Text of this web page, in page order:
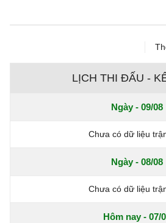
LỊCH THI ĐẤU -
Ngày - 09/08
Chưa có dữ liệu
Ngày - 08/08
Chưa có dữ liệu
Hôm nay - 07/